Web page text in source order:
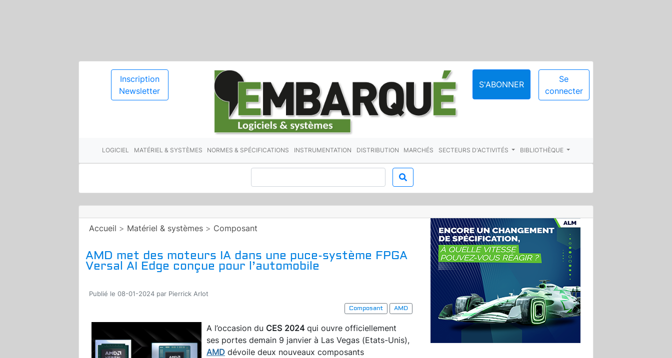
Inscription
Newsletter
S'ABONNER
Se
connecter
LOGICIEL MATÉRIEL & SYSTÈMES NORMES & SPÉCIFICATIONS INSTRUMENTATION DISTRIBUTION MARCHÉS SECTEURS D'ACTIVITÉS BIBLIOTHÈQUE
Accueil > Matériel & systèmes > Composant
AMD met des moteurs IA dans une puce-système FPGA
Versal AI Edge conçue pour l’automobile
Publié le 08-01-2024 par Pierrick Arlot
Composant
AMD
A l’occasion du CES 2024 qui ouvre officiellement
ses portes demain 9 janvier à Las Vegas (Etats-Unis),
AMD dévoile deux nouveaux composants